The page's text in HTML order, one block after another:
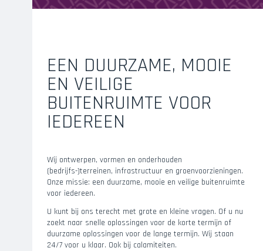
EEN DUURZAME, MOOIE
EN VEILIGE
BUITENRUIMTE VOOR
IEDEREEN
Wij ontwerpen, vormen en onderhouden
(bedrijfs-)terreinen, infrastructuur en groenvoorzieningen.
Onze missie: een duurzame, mooie en veilige buitenruimte
voor iedereen.
U kunt bij ons terecht met grote en kleine vragen. Of u nu
zoekt naar snelle oplossingen voor de korte termijn of
duurzame oplossingen voor de lange termijn. Wij staan
24/7 voor u klaar. Ook bij calamiteiten.